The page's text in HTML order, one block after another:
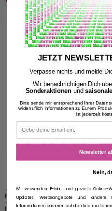
Detailinformationen
SKU:KTOKP621
Thema
Produkttyp
EAN Code
Altersfreigabe in Jahren
PRODUKTBESCHREIBUNG
HERSTELLERBESCHREIBUNG
JETZT
Verpasse nichts und melde
Wir benachrichtigen Dich
Sonderaktionen und
Bitte sende mir entsprechend Ihrer
widerruflich Informationen zu Eurem
ist jederzeit
Newsletter
Nein,
Wir verwenden E-Mail und gezielte Online-
Updates, Werbeangebote und andere
Informationen basieren auf den